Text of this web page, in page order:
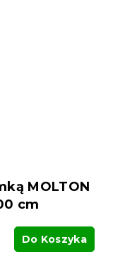
MOLTON
cm
Do Koszyka